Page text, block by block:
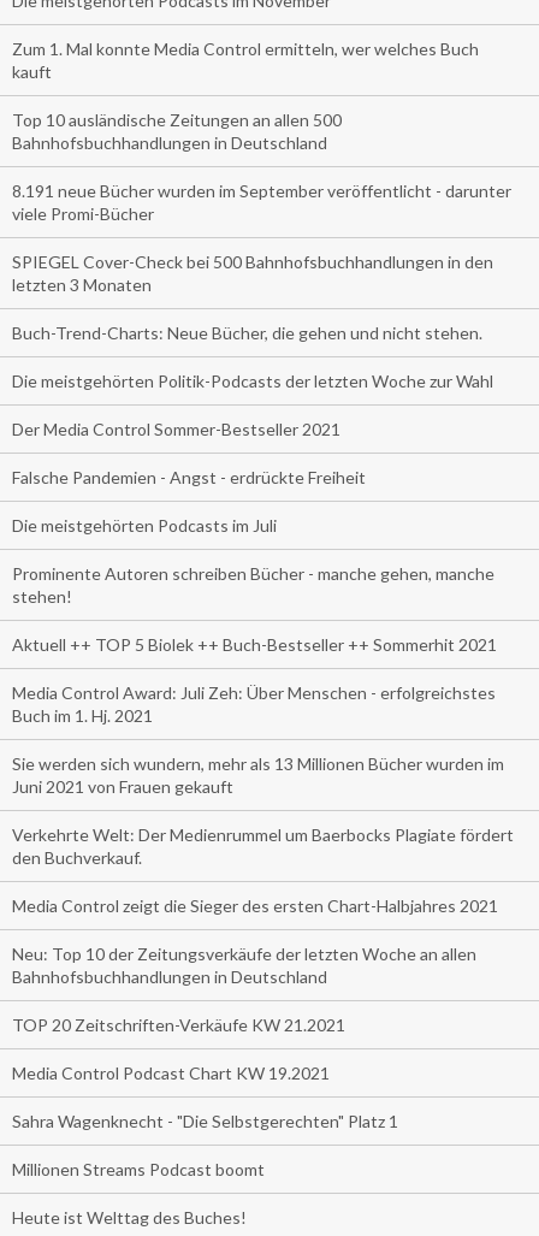
Zum 1. Mal konnte Media Control ermitteln, wer welches Buch
kauft
Top 10 ausländische Zeitungen an allen 500
Bahnhofsbuchhandlungen in Deutschland
8.191 neue Bücher wurden im September veröffentlicht - darunter
viele Promi-Bücher
SPIEGEL Cover-Check bei 500 Bahnhofsbuchhandlungen in den
letzten 3 Monaten
Buch-Trend-Charts: Neue Bücher, die gehen und nicht stehen.
Die meistgehörten Politik-Podcasts der letzten Woche zur Wahl
Der Media Control Sommer-Bestseller 2021
Falsche Pandemien - Angst - erdrückte Freiheit
Die meistgehörten Podcasts im Juli
Prominente Autoren schreiben Bücher - manche gehen, manche
stehen!
Aktuell ++ TOP 5 Biolek ++ Buch-Bestseller ++ Sommerhit 2021
Media Control Award: Juli Zeh: Über Menschen - erfolgreichstes
Buch im 1. Hj. 2021
Sie werden sich wundern, mehr als 13 Millionen Bücher wurden im
Juni 2021 von Frauen gekauft
Verkehrte Welt: Der Medienrummel um Baerbocks Plagiate fördert
den Buchverkauf.
Media Control zeigt die Sieger des ersten Chart-Halbjahres 2021
Neu: Top 10 der Zeitungsverkäufe der letzten Woche an allen
Bahnhofsbuchhandlungen in Deutschland
TOP 20 Zeitschriften-Verkäufe KW 21.2021
Media Control Podcast Chart KW 19.2021
Sahra Wagenknecht - "Die Selbstgerechten" Platz 1
Millionen Streams Podcast boomt
Heute ist Welttag des Buches!